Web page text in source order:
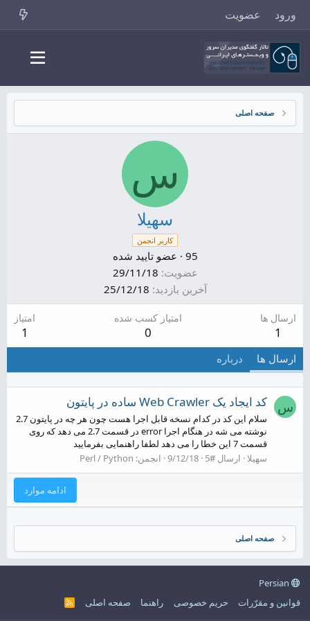
ورود عضویت
صفحه اصلی
س
سهیلا
کاربر انجمن
عضو تایید شده · 95
عضویت 29/11/18
آخرین بازدید 25/12/18
ارسال ها
1
امتیاز کسب شده
0
امتیاز
1
ارسال ها درباره
س کد ایجاد یک Web Crawler ساده در پایتون
سلام این کد در کدام نسخه قابل اجرا هست چون هر چه در پایتون 2.7
نوشته می شه در هنگام اجرا error در قسمت 2.7 می دهد که روی
قسمت 7 این خطا را می دهد لطفا راهنمایی بفرمایید
سهیلا ارسال #5 9/12/18 انجمن: Perl / Python
ادامه موارد
صفحه اصلی
قوانین و مقرّرات
حریم خصوصی راهنما صفحه اصلی
R